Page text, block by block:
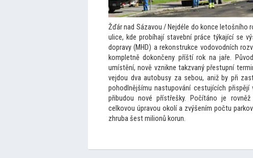
Žďár nad Sázavou / Nejdéle do konce letošního
ulice, kde probíhají stavební práce týkající se
dopravy (MHD) a rekonstrukce vodovodních
kompletně dokončeny příští rok na jaře.
umístění, nově vznikne takzvaný přestupní
vejdou dva autobusy za sebou, aniž by při
pohodlnějšímu nastupování cestujících
přibudou nové přístřešky. Počítáno je
celkovou úpravou okolí a zvýšením počtu
zhruba šest milionů korun.